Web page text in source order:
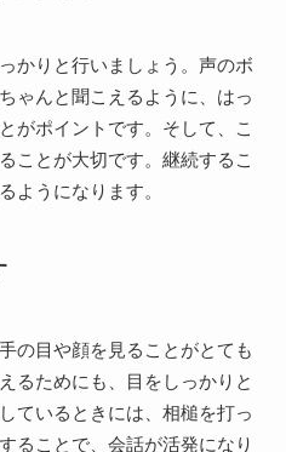
かりと行いましょう。声のボ
ゃんと聞こえるように、はっ
がポイントです。そして、こ
ことが大切です。継続するこ
ようになります。
の目や顔を見ることがとても
るためにも、目をしっかりと
ているときには、相槌を打っ
ることで、会話が活発になり